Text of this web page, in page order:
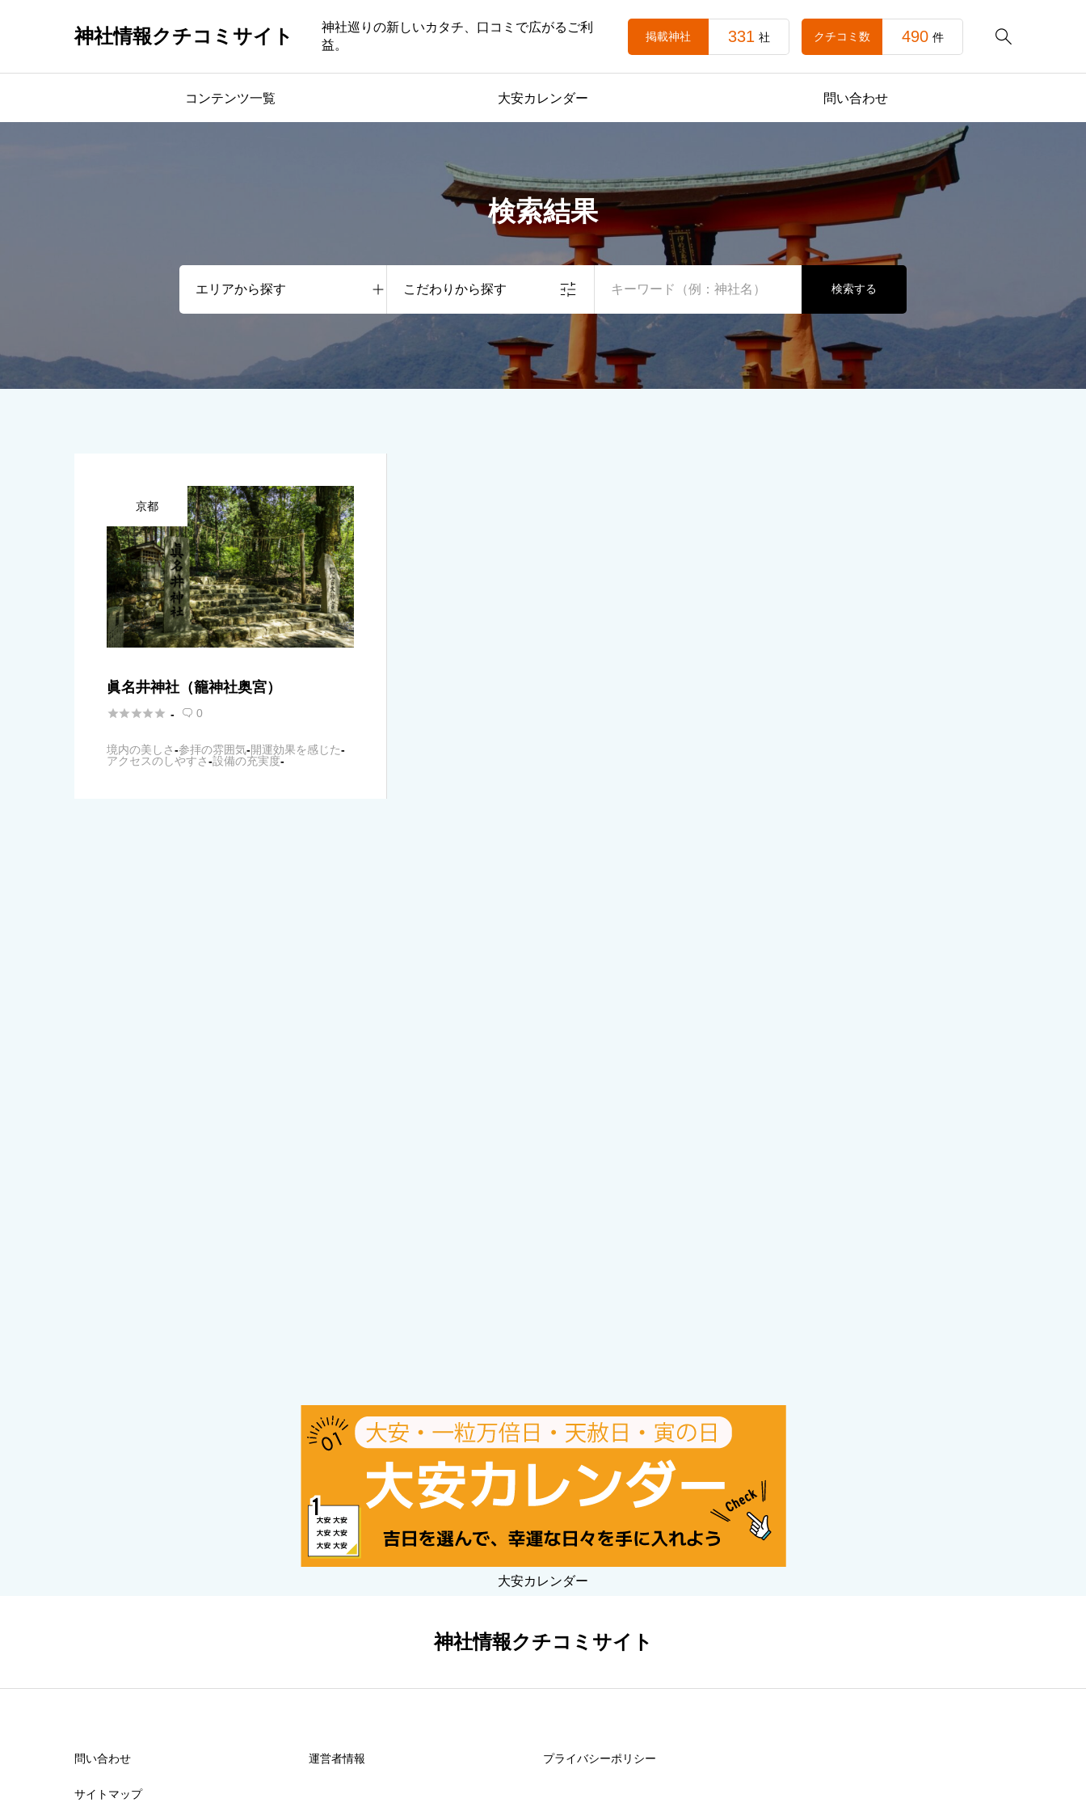
神社情報クチコミサイト
神社巡りの新しいカタチ、口コミで広がるご利
益。

掲載神社 331 社 クチコミ数 490 件
コンテンツ一覧 大安カレンダー 問い合わせ
検索結果
こだわりから探す 検索する
京都
眞名井神社（籠神社奥宮）
 -  0
境内の美しさ-参拝の雰囲気-開運効果を感じた-
アクセスのしやすさ-設備の充実度-
大安カレンダー
神社情報クチコミサイト
問い合わせ
サイトマップ
運営者情報 プライバシーポリシー